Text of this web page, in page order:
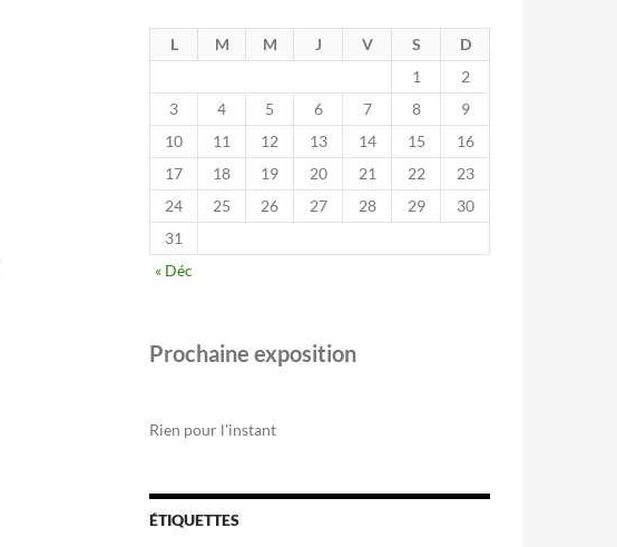
L M M J V S
D
1
2
3
4 5 6 7 8
9
10
11 12 13 14 15
16
17
18 19 20 21 22
23
24
25 26 27 28 29
30
31
« Déc
Prochaine exposition
Rien pour l'instant
ÉTIQUETTES